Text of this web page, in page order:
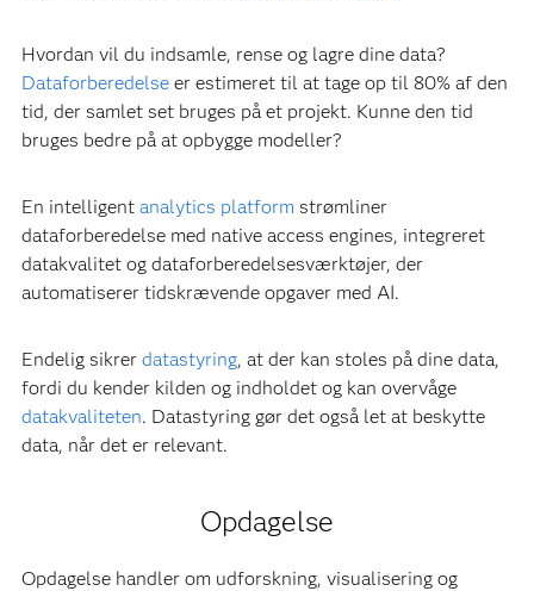
Hvordan vil du indsamle, rense og lagre dine data?
Dataforberedelseer estimeret til at tage op til 80% af den
tid, der samlet set bruges på et projekt. Kunne den tid
bruges bedre på at opbygge modeller?
En intelligent analytics platform strømliner
dataforberedelse med native access engines, integreret
datakvalitet og dataforberedelsesværktøjer, der
automatiserer tidskrævende opgaver med AI.
Endelig sikrer datastyring, at der kan stoles på dine data,
fordi du kender kilden og indholdet og kan overvåge
datakvaliteten. Datastyring gør det også let at beskytte
data, når det er relevant.
Opdagelse
Opdagelse handler om udforskning, visualisering og